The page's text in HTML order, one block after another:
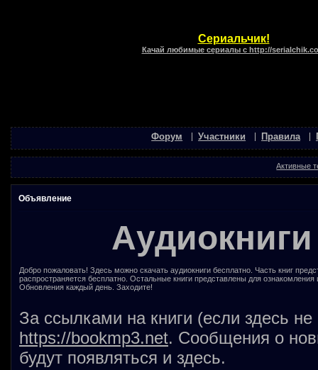
Сериальчик!
Качай любимые сериалы с http://
Форум Участники Правила
Активные
Объявление
Добро пожаловать! Здесь можно скачать аудиокниги бесплатно. Часть книг
распространяется бесплатно. Остальные книги представлены для
Обновления каждый день. Заходите!
За ссылками на книги (если здесь
https://bookmp3.net. Сообщения о
будут появляться и здесь.